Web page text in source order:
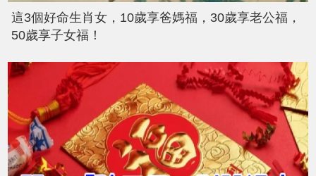
這3個好命生肖女，10歲享爸媽福，30歲享老公福，
50歲享子女福！